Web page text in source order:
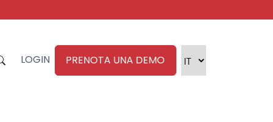
LOGIN PRENOTA UNA DEMO